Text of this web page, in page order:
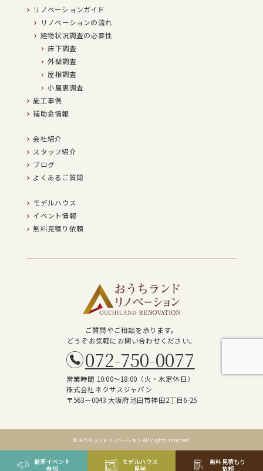
リノベーションガイド
リノベーションの流れ
建物状況調査の必要性
床下調査
外壁調査
屋根調査
小屋裏調査
施工事例
補助金情報
会社紹介
スタッフ紹介
ブログ
よくあるご質問
モデルハウス
イベント情報
無料見積り依頼
ご質問やご相談を承ります。
どうぞお気軽にお問い合わせください。
072-750-0077
営業時間 10:00～18:00（火・水定休日）
株式会社ネクサスジャパン
〒563ー0043 大阪府池田市神田2丁目6-25
© おうちランドリノベーション.All rights reserved
最新イベント
参加
モデルハウス
見学
無料見積もり
依頼